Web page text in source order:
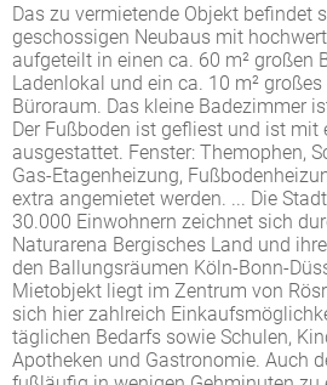
Das zu vermietende Objekt befindet
geschossigen Neubaus mit
aufgeteilt in einen ca. 60 m² großen
Ladenlokal und ein ca. 10 m² großes
Büroraum. Das kleine Badezimmer
Der Fußboden ist gefliest und ist mit
ausgestattet. Fenster: Themophen,
Gas-Etagenheizung,
extra angemietet werden. ... Die
30.000 Einwohnern zeichnet sich
Naturarena Bergisches Land und
den Ballungsräumen Köln-Bonn-
Mietobjekt liegt im Zentrum von
sich hier zahlreich
täglichen Bedarfs sowie Schulen,
Apotheken und Gastronomie. Auch